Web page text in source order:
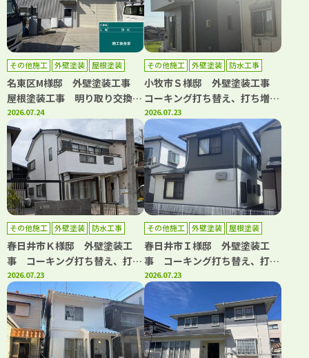
その他施工 外壁塗装 屋根塗装
名東区M様邸 外壁塗装工事
屋根塗装工事 明り取り交換工
事 ボルトキャップ設置工事
2026.07.24
その他施工 外壁塗装 防水工事
小牧市Ｓ様邸 外壁塗装工事
コーキング打ち替え、打ち増し
工事 ベランダ防水工事
2026.07.23
その他施工 外壁塗装 防水工事
春日井市Ｋ様邸 外壁塗装工
事 コーキング打ち替え、打ち
増し工事 ベランダ防水工事
屋根漆喰工事
2026.07.23
その他施工 外壁塗装
屋根塗装
防水工事
春日井市Ｉ様邸 外壁塗装工
事 コーキング打ち替え、打ち
増し工事 屋根塗装工事 防水
工事
2026.07.23